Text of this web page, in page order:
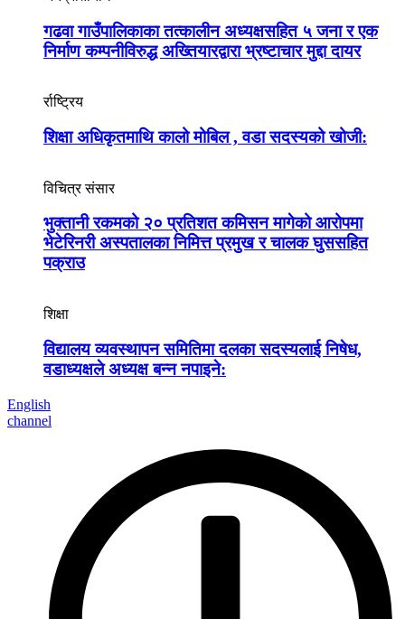
गढवा गाउँपालिकाका तत्कालीन अध्यक्षसहित ५ जना र एक
निर्माण कम्पनीविरुद्ध अख्तियारद्वारा भ्रष्टाचार मुद्दा दायर
र्राष्ट्रिय
शिक्षा अधिकृतमाथि कालो मोबिल , वडा सदस्यको खोजी:
विचित्र संसार
भुक्तानी रकमको २० प्रतिशत कमिसन मागेको आरोपमा
भेटेरिनरी अस्पतालका निमित्त प्रमुख र चालक घुससहित
पक्राउ
शिक्षा
विद्यालय व्यवस्थापन समितिमा दलका सदस्यलाई निषेध,
वडाध्यक्षले अध्यक्ष बन्न नपाइने:
English
channel